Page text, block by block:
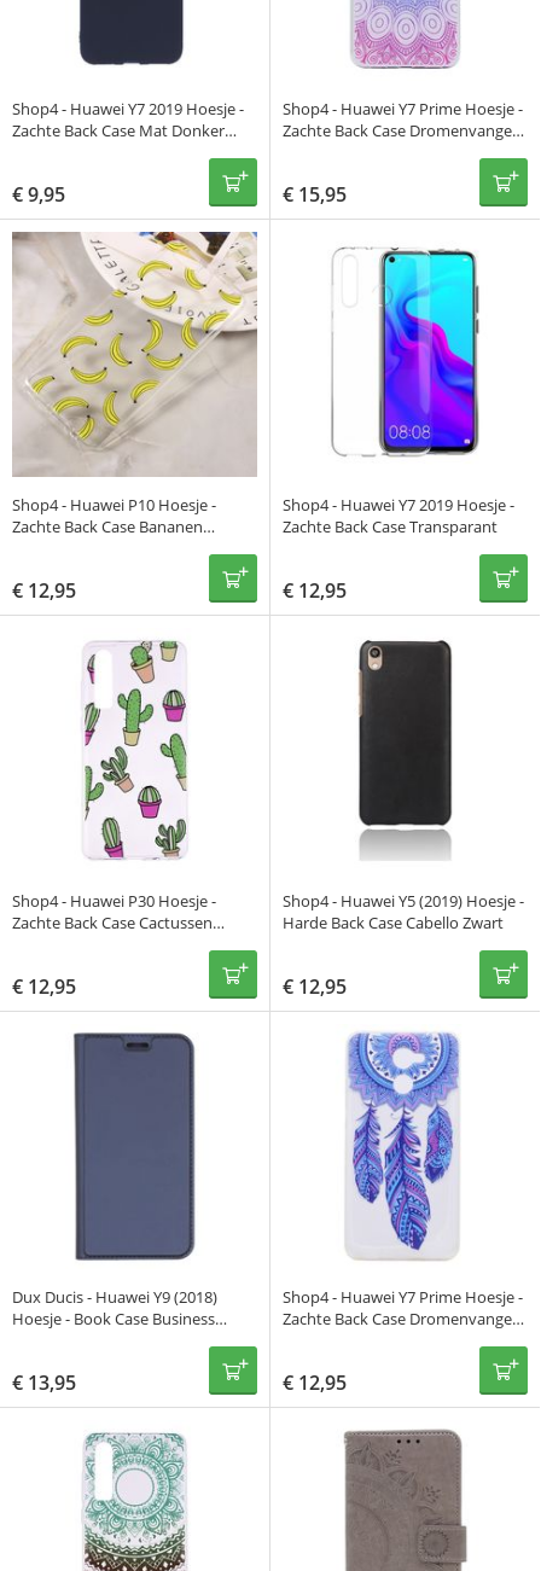
Shop4 - Huawei Y7 2019 Hoesje -
Zachte Back Case Mat Donker
€9,95
Shop4 - Huawei Y7 Prime Hoesje -
Zachte Back Case Dromenvanger
€ 15,95
Shop4 - Huawei P10 Hoesje -
Zachte Back Case Bananen
€ 12,95
Shop4 - Huawei Y7 2019 Hoesje -
Zachte Back Case Transparant
€ 12,95
Shop4 - Huawei P30 Hoesje -
Zachte Back Case Cactussen
€ 12,95
Shop4 - Huawei Y5 (2019) Hoesje -
Harde Back Case Cabello Zwart
€ 12,95
Dux Ducis - Huawei Y9 (2018)
Hoesje - Book Case Business
€ 13,95
Shop4 - Huawei Y7 Prime Hoesje -
Zachte Back Case Dromenvanger
€ 12,95